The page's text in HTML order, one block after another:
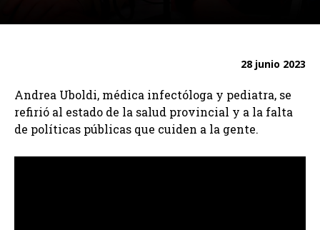
28 junio 2023
Andrea Uboldi, médica infectóloga y pediatra, se
refirió al estado de la salud provincial y a la falta
de políticas públicas que cuiden a la gente.